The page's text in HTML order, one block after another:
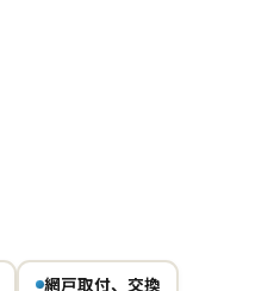
網戸取付、交換